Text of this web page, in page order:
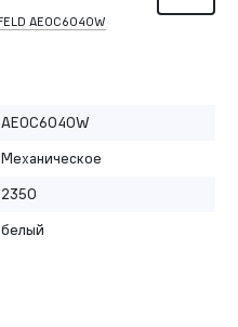
AEOC6040W
AEOC6040W
Механическое
2350
белый